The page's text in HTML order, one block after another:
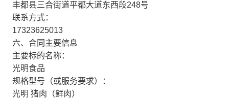
丰都县三合街道平都大道东西段248号
联系方式：
17323625013
六、合同主要信息
主要标的名称：
光明食品
规格型号（或服务要求）：
光明 猪肉（鲜肉）